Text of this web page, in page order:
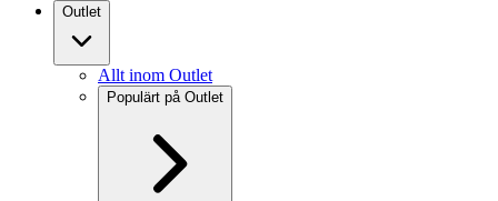
Outlet
Allt inom Outlet
Populärt på Outlet